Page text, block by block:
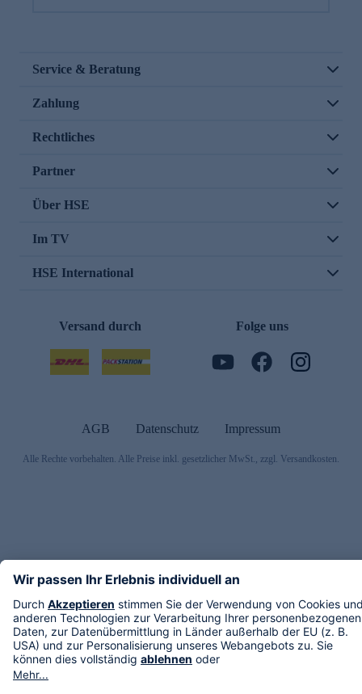
Service & Beratung
Zahlung
Rechtliches
Partner
Über HSE
Im TV
HSE International
Versand durch Folge uns
AGB Datenschutz Impressum
Alle Rechte vorbehalten. Alle Preise inkl. gesetzlicher MwSt., zzgl. Versandkosten.